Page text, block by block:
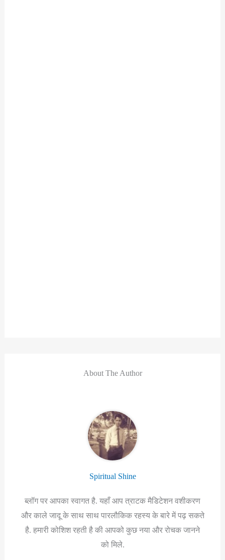
About The Author
Spiritual Shine
ब्लॉग पर आपका स्वागत है. यहाँ आप त्राटक मैडिटेशन वशीकरण
और काले जादू के साथ साथ पारलौकिक रहस्य के बारे में पढ़ सकते
है. हमारी कोशिश रहती है की आपको कुछ नया और रोचक जानने
को मिले.